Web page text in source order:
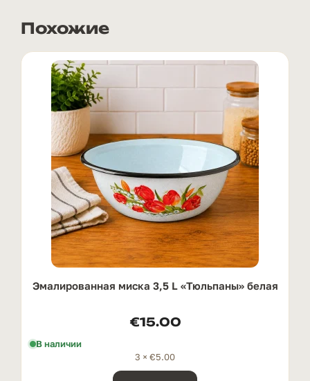
Похожие
Эмалированная миска 3,5 L «Тюльпаны» белая
€15.00
В наличии
3 × €5.00